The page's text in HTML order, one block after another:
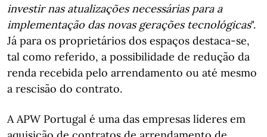
investir nas atualizações necessárias para a
implementação das novas gerações tecnológicas".
Já para os proprietários dos espaços destaca-se,
tal como referido, a possibilidade de redução da
renda recebida pelo arrendamento ou até mesmo
a rescisão do contrato.
A APW Portugal é uma das empresas líderes em